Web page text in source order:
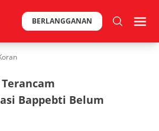
BERLANGGANAN
Bappebti Belum